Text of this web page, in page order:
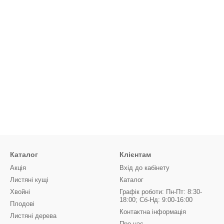
Каталог
Акція
Листяні кущі
Хвойні
Плодові
Листяні дерева
Клієнтам
Вхід до кабінету
Каталог
Графік роботи: Пн-Пт: 8:30-
18:00; Сб-Нд: 9:00-16:00
Контактна інформація